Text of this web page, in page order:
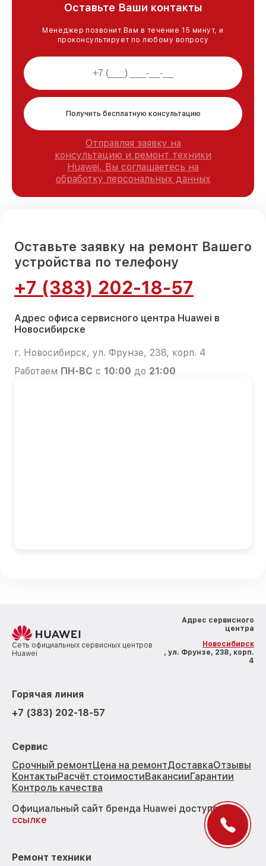
Оставьте Ваши контакты
Менеджер позвонит Вам в течение 15 минут, и
проконсультирует по любому вопросу
Получить бесплатную консультацию
Отправляя заявку на
консультацию и ремонт техники
Huawei, Вы соглашаетесь на
обработку персональных данных
Оставьте заявку на ремонт Вашего
устройства по телефону
+7 (383) 202-18-57
Адрес офиса сервисного центра Huawei в
Новосибирске
г. Новосибирск, ул. Фрунзе, 238, корп. 4
Работаем ПН-ВС с 10:00 до 21:00
Сеть официальных сервисных центров
Huawei
Адрес сервисного
центра
Новосибирск
, ул. Фрунзе, 238, корп.
4
Горячая линия
+7 (383) 202-18-57
Сервис
Срочный ремонтЦена на ремонтДоставкаОтзывы
КонтактыРасчёт стоимостиВакансииГарантии
Контроль качества
Официальный сайт бренда Huawei доступен по
ссылке
Ремонт техники